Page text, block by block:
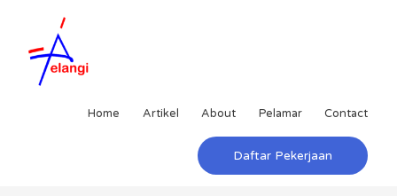
Home Artikel About Pelamar Contact
Daftar Pekerjaan